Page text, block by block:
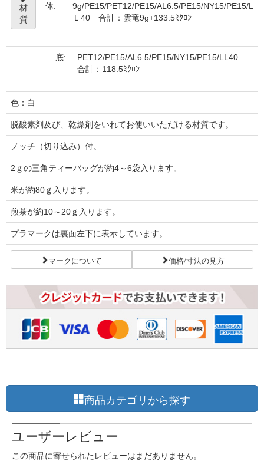
材
質
体:
9g/PE15/PET12/PE15/AL6.5/PE15/NY15/PE15/L
Ｌ40 合計：雲竜9g+133.5ﾐｸﾛﾝ
底:
PET12/PE15/AL6.5/PE15/NY15/PE15/LL40
合計：118.5ﾐｸﾛﾝ
色：白
脱酸素剤及び、乾燥剤をいれてお使いいただける材質です。
ノッチ（切り込み）付。
2ｇの三角ティーバッグが約4～6袋入ります。
米が約80ｇ入ります。
煎茶が約10～20ｇ入ります。
プラマークは裏面左下に表示しています。
マークについて 価格/寸法の見方
商品カテゴリから探す
ユーザーレビュー
この商品に寄せられたレビューはまだありません。